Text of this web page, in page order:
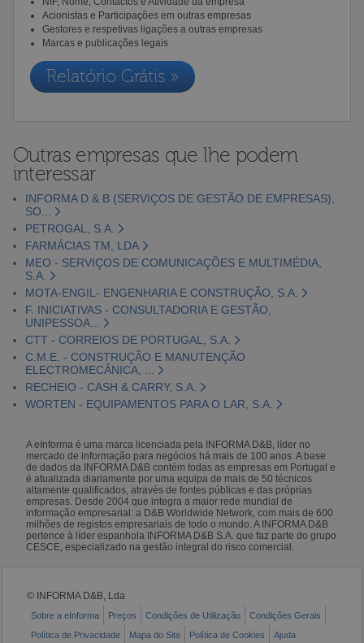
Acionistas e Participações em outras empresas
Gestores e respetivas ligações a outras empresas
Marcas e publicações legais
Relatório Grátis »
Outras empresas que lhe podem
interessar
INFORMA D & B (SERVIÇOS DE GESTÃO DE EMPRESAS),
SO...
PETROGAL, S.A.
FARMÁCIAS TM, LDA
MEO - SERVIÇOS DE COMUNICAÇÕES E MULTIMÉDIA,
S.A.
MOTA-ENGIL- ENGENHARIA E CONSTRUÇÃO, S.A.
F. INICIATIVAS - CONSULTADORIA E GESTÃO,
UNIPESSOA...
CTT - CORREIOS DE PORTUGAL, S.A.
C.M.E. - CONSTRUÇÃO E MANUTENÇÃO
ELECTROMECÂNICA, ...
RECHEIO - CASH & CARRY, S.A.
WORTEN - EQUIPAMENTOS PARA O LAR, S.A.
A eInforma é uma marca licenciada pela INFORMA D&B, líder no
mercado de informação para negócios há mais de 100 anos. A base
de dados da INFORMA D&B contém todas as empresas em Portugal e
é atualizada diariamente por uma equipa de mais de 50 técnicos
altamente qualificados, através de fontes públicas e das próprias
empresas. Desde 2004 que integra a maior rede mundial de
informação empresarial: a D&B Worldwide Network, com mais de 600
milhões de registos empresariais de todo o mundo. A INFORMA D&B
pertence à líder espanhola INFORMA D&B S.A. que faz parte do grupo
CESCE, especializado na gestão integral do risco comercial.
© INFORMA D&B, Lda
Sobre a eInforma Preços Condições de Utilização
Condições Gerais
Política de Privacidade
Mapa do Site Política de Cookies Ajuda